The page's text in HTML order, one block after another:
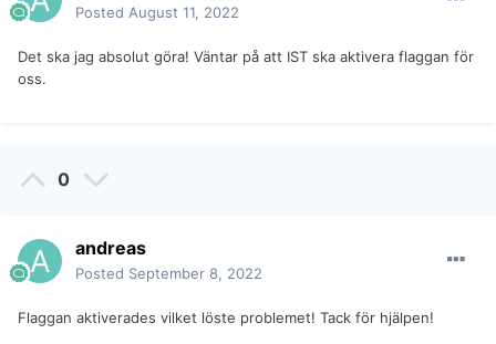
Posted August 11, 2022
Det ska jag absolut göra! Väntar på att IST ska aktivera flaggan för
oss.
0
andreas
Posted September 8, 2022
Flaggan aktiverades vilket löste problemet! Tack för hjälpen!